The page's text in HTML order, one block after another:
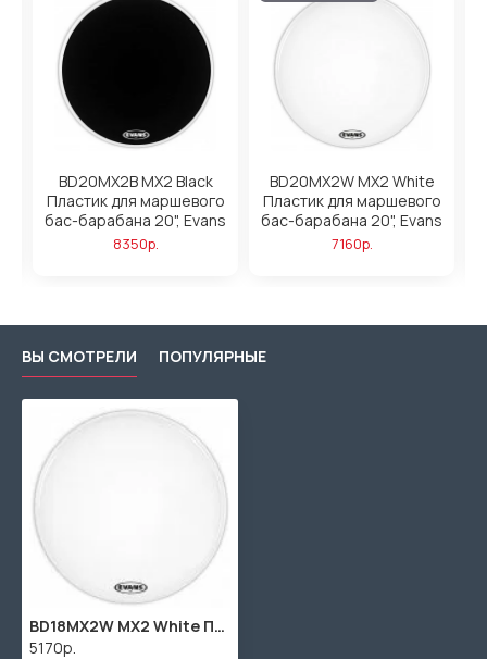
BD20MX2B MX2 Black
Пластик для маршевого
бас-барабана 20", Evans
8350р.
BD20MX2W MX2 White
Пластик для маршевого
бас-барабана 20", Evans
7160р.
ВЫ СМОТРЕЛИ ПОПУЛЯРНЫЕ
BD18MX2W MX2 White Пластик для маршевого бас-барабана 18", Evans
5170р.